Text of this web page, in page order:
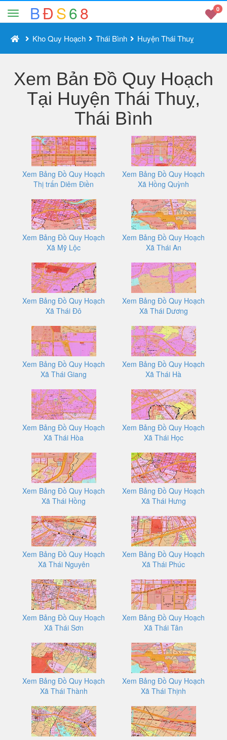
BĐS68 0
Kho Quy Hoạch Thái Bình Huyện Thái Thuỵ
Xem Bản Đồ Quy Hoạch
Tại Huyện Thái Thuỵ,
Thái Bình
Xem Bảng Đồ Quy Hoạch
Thị trấn Diêm Điền
Xem Bảng Đồ Quy Hoạch
Xã Hồng Quỳnh
Xem Bảng Đồ Quy Hoạch
Xã Mỹ Lộc
Xem Bảng Đồ Quy Hoạch
Xã Thái An
Xem Bảng Đồ Quy Hoạch
Xã Thái Đô
Xem Bảng Đồ Quy Hoạch
Xã Thái Dương
Xem Bảng Đồ Quy Hoạch
Xã Thái Giang
Xem Bảng Đồ Quy Hoạch
Xã Thái Hà
Xem Bảng Đồ Quy Hoạch
Xã Thái Hòa
Xem Bảng Đồ Quy Hoạch
Xã Thái Học
Xem Bảng Đồ Quy Hoạch
Xã Thái Hồng
Xem Bảng Đồ Quy Hoạch
Xã Thái Hưng
Xem Bảng Đồ Quy Hoạch
Xã Thái Nguyên
Xem Bảng Đồ Quy Hoạch
Xã Thái Phúc
Xem Bảng Đồ Quy Hoạch
Xã Thái Sơn
Xem Bảng Đồ Quy Hoạch
Xã Thái Tân
Xem Bảng Đồ Quy Hoạch
Xã Thái Thành
Xem Bảng Đồ Quy Hoạch
Xã Thái Thịnh